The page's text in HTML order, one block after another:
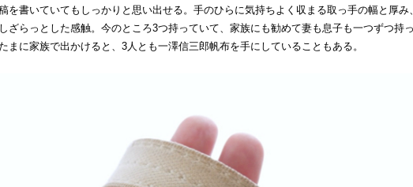
を書いていてもしっかりと思い出せる。手のひらに気持ちよく収まる取っ手の幅と厚み
ざらっとした感触。今のところ3つ持っていて、家族にも勧めて妻も息子も一つずつ持
まに家族で出かけると、3人とも一澤信三郎帆布を手にしていることもある。